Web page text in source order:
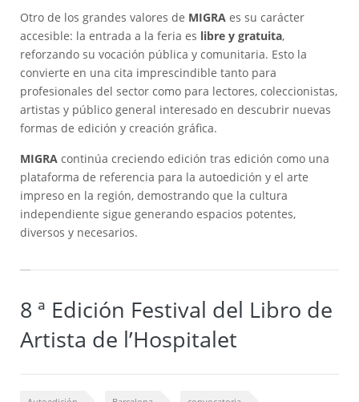
Otro de los grandes valores de MIGRA es su carácter
accesible: la entrada a la feria es libre y gratuita,
reforzando su vocación pública y comunitaria. Esto la
convierte en una cita imprescindible tanto para
profesionales del sector como para lectores, coleccionistas,
artistas y público general interesado en descubrir nuevas
formas de edición y creación gráfica.
MIGRA continúa creciendo edición tras edición como una
plataforma de referencia para la autoedición y el arte
impreso en la región, demostrando que la cultura
independiente sigue generando espacios potentes,
diversos y necesarios.
8 ª Edición Festival del Libro de
Artista de l’Hospitalet